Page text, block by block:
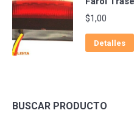
$1,00
Detalles
BUSCAR PRODUCTO